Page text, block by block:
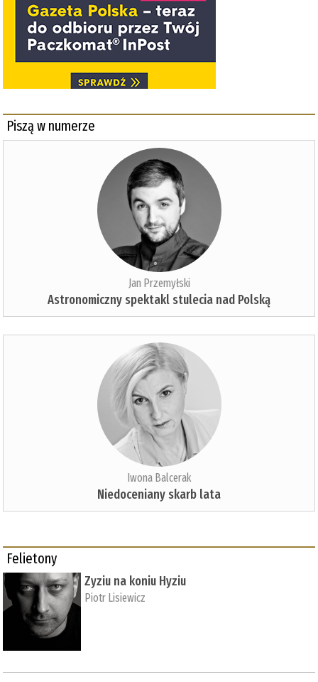
Piszą w numerze
Jan Przemyłski
Astronomiczny spektakl stulecia nad Polską
Iwona Balcerak
Niedoceniany skarb lata
Felietony
Zyziu na koniu Hyziu
Piotr Lisiewicz